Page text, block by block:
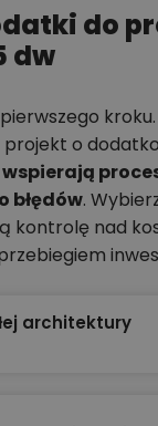
do
dw
o
wspierają
błędów.
kontrolę nad
architektury